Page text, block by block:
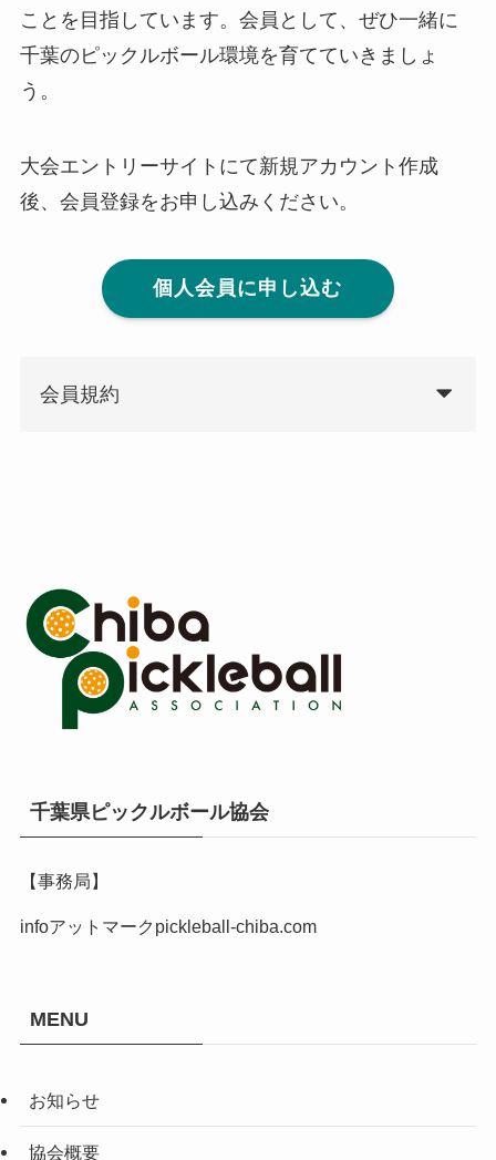
ことを目指しています。会員として、ぜひ一緒に
千葉のピックルボール環境を育てていきましょ
う。
大会エントリーサイトにて新規アカウント作成
後、会員登録をお申し込みください。
個人会員に申し込む
会員規約
千葉県ピックルボール協会
【事務局】
infoアットマークpickleball-chiba.com
MENU
お知らせ
協会概要